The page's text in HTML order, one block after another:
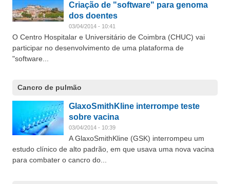
Criação de "software" para genoma
dos doentes
03/04/2014 - 10:41
O Centro Hospitalar e Universitário de Coimbra (CHUC) vai
participar no desenvolvimento de uma plataforma de
"software...
Cancro de pulmão
GlaxoSmithKline interrompe teste
sobre vacina
03/04/2014 - 10:39
A GlaxoSmithKline (GSK) interrompeu um
estudo clínico de alto padrão, em que usava uma nova vacina
para combater o cancro do...